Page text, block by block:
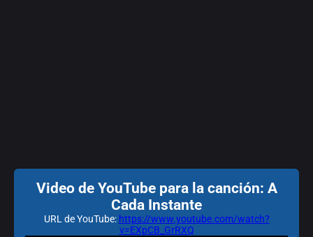
Video de YouTube para la canción: A
Cada Instante
URL de YouTube: https://www.youtube.com/watch?
v=EXpCB_GrRXQ